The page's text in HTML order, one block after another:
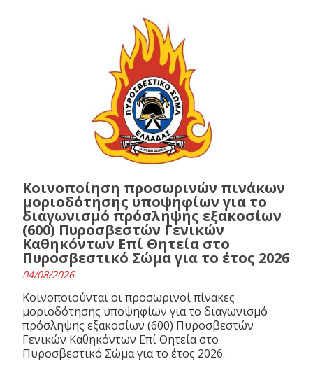
Κοινοποίηση προσωρινών πινάκων
μοριοδότησης υποψηφίων για το
διαγωνισμό πρόσληψης εξακοσίων
(600) Πυροσβεστών Γενικών
Καθηκόντων Επί Θητεία στο
Πυροσβεστικό Σώμα για το έτος 2026
04/08/2026
Κοινοποιούνται οι προσωρινοί πίνακες
μοριοδότησης υποψηφίων για το διαγωνισμό
πρόσληψης εξακοσίων (600) Πυροσβεστών
Γενικών Καθηκόντων Επί Θητεία στο
Πυροσβεστικό Σώμα για το έτος 2026.